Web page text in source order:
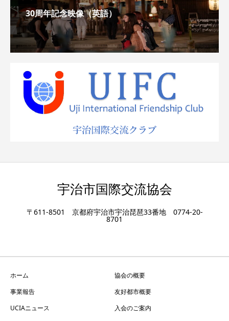
30周年記念映像（英語）
宇治市国際交流協会
〒611-8501 京都府宇治市宇治琵琶33番地 0774-20-
8701
ホーム
協会の概要
事業報告
友好都市概要
UCIAニュース
入会のご案内